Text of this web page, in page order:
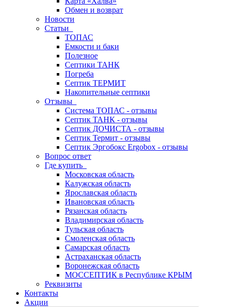
Обмен и возврат
Новости
Статьи
ТОПАС
Емкости и баки
Полезное
Септики ТАНК
Погреба
Септик ТЕРМИТ
Накопительные септики
Отзывы
Система ТОПАС - отзывы
Септик ТАНК - отзывы
Септик ДОЧИСТА - отзывы
Септик Термит - отзывы
Септик Эргобокс Ergobox - отзывы
Вопрос ответ
Где купить
Московская область
Калужская область
Ярославская область
Ивановская область
Рязанская область
Владимирская область
Тульская область
Смоленская область
Самарская область
Астраханская область
Воронежская область
МОССЕПТИК в Республике КРЫМ
Реквизиты
Контакты
Акции